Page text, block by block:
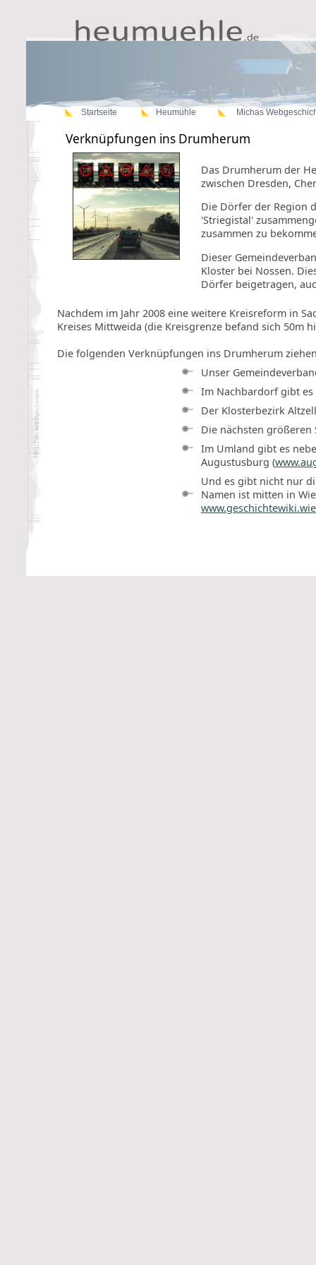
Startseite Heumühle Michas
Verknüpfungen ins Drumherum
Das Drumherum der
zwischen Dresden,
Die Dörfer der Region
'Striegistal'
zusammen zu
Dieser
Kloster bei Nossen.
Dörfer beigetragen,
Nachdem im Jahr 2008 eine weitere Kreisreform in
Kreises Mittweida (die Kreisgrenze befand sich 50m
Die folgenden Verknüpfungen ins Drumherum
Unser
Im Nachbardorf gibt
Der Klosterbezirk
Die nächsten größeren
Im Umland gibt es
Augustusburg (
Und es gibt nicht nur
Namen ist mitten in